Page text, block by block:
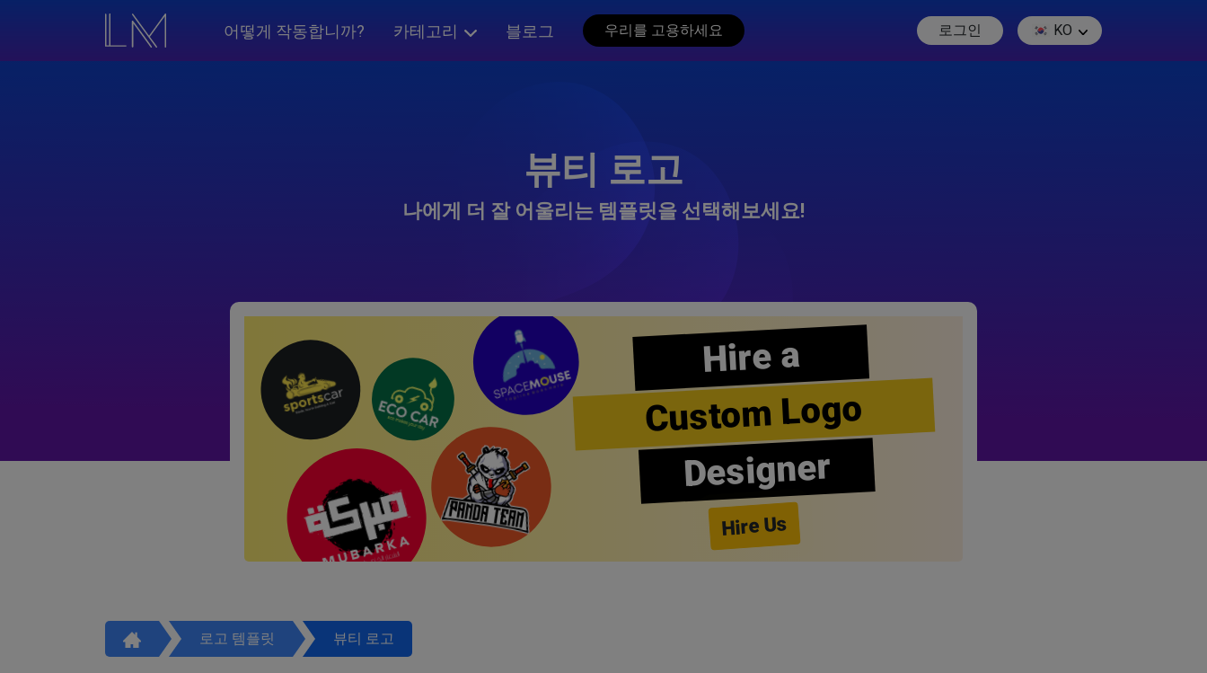
어떻게 작동합니까? 카테고리 블로그 우리를 고용하세요 로그인 KO
뷰티 로고
나에게 더 잘 어울리는 템플릿을 선택해보세요!
Hire a
Custom Logo
Designer
Hire Us
로고 템플릿 뷰티 로고